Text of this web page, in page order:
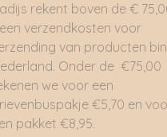
rekent boven de €
verzendkosten voor
van producten
Onder de €75,00
we voor een
€5,70 en
pakket €8,95.